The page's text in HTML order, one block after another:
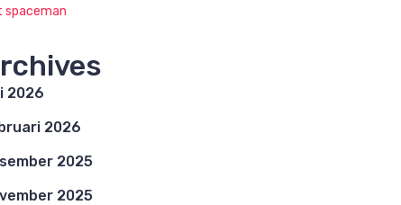
spaceman
2026
2026
2025
2025